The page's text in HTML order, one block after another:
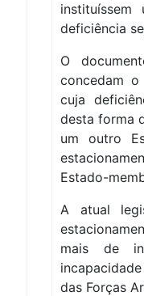
deficiência
O
concedam
cuja
desta forma
um outro
Estado-
A atual
mais de
das Forças